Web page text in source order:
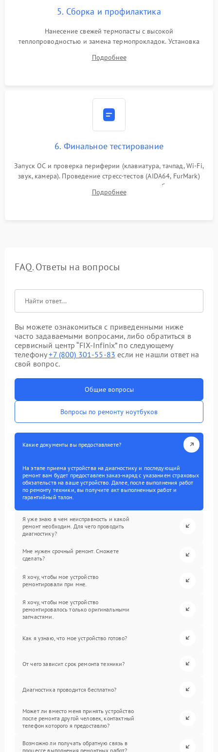
5. Сборка и профилактика
Нанесение свежей термопасты с высокой
теплопроводностью и замена термопрокладок. Установка
шлейфов, модулей памяти и накопителей. Предварительная
Подробнее
6. Финальное тестирование
Запуск ОС и проверка периферии (клавиатура, тачпад, Wi-Fi,
звук, камера). Проведение стресс-тестов (AIDA64, FurMark)
для контроля температурного режима и стабильности
системы под пиковой нагрузкой.
Подробнее
FAQ. Ответы на вопросы
Вы можете ознакомиться с приведенными ниже
часто задаваемыми вопросами, либо обратиться в
сервисный центр “FIX-Infinix” по следующему
телефону+7 (800) 301-55-83 если не нашли ответ на
свой вопрос.
Общие вопросы
Вопросы по ремонту ноутбуков
Какие документы вы предоставляете?
На этапе приема устройства на диагностику и последующий
ремонт вам будет предоставлен заказ-наряд с указанием страховых
обязательств на ваше устройство. Далее, после выполнения работ
по ремонту техники, вы получите акт выполненных работ и
гарантийный талон.
Я уже знаю в чем неисправность и какой
ремонт необходим. Для чего проводить
диагностику?
Мне нужен срочный ремонт. Сможете
сделать?
Я хочу, чтобы мое устройство
ремонтировали при мне.
Я хочу, чтобы мое устройство
ремонтировалось только оригинальными
запчастями.
Как я узнаю, что мое устройство готово?
От чего зависит срок ремонта техники?
Диагностика проводится бесплатно?
Может ли вместо меня принять устройство
после ремонта другой человек, контактный
телефон которого я предоставлю?
Возможно ли получать обратную связь в
процессе выполнения ремонтных работ?